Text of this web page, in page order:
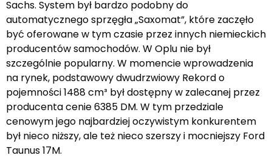
Sachs. System był bardzo podobny do
automatycznego sprzęgła „Saxomat”, które zaczęło
być oferowane w tym czasie przez innych niemieckich
producentów samochodów. W Oplu nie był
szczególnie popularny. W momencie wprowadzenia
na rynek, podstawowy dwudrzwiowy Rekord o
pojemności 1488 cm³ był dostępny w zalecanej przez
producenta cenie 6385 DM. W tym przedziale
cenowym jego najbardziej oczywistym konkurentem
był nieco niższy, ale też nieco szerszy i mocniejszy Ford
Taunus 17M.